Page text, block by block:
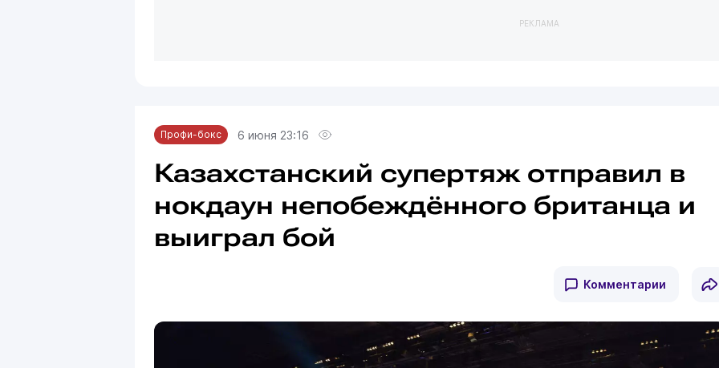
РЕКЛАМА
Профи-бокс 6 июня 23:16
Казахстанский супертяж отправил в
нокдаун непобеждённого британца и
выиграл бой
Комментарии